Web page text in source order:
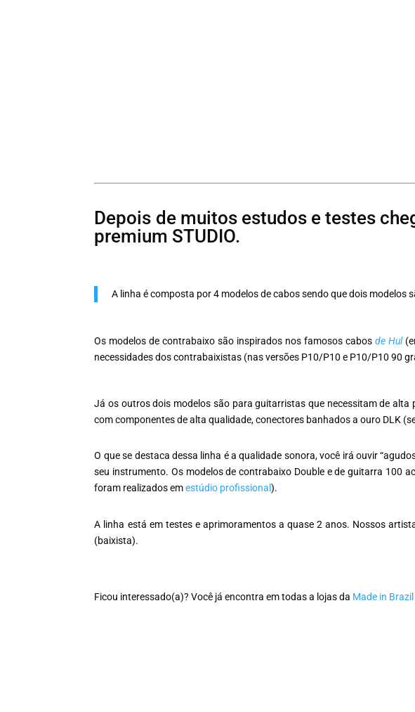
Depois de muitos estudos e testes
premium STUDIO.
A linha é composta por 4 modelos de cabos sendo que dois modelos
Os modelos de contrabaixo são inspirados nos famosos cabos de Hul
necessidades dos contrabaixistas (nas versões P10/P10 e P10/P10 90
Já os outros dois modelos são para guitarristas que necessitam de
com componentes de alta qualidade, conectores banhados a ouro DLK
O que se destaca dessa linha é a qualidade sonora, você irá ouvir
seu instrumento. Os modelos de contrabaixo Double e de guitarra 100
foram realizados emestúdio profissional).
A linha está em testes e aprimoramentos a quase 2 anos. Nossos
(baixista).
Ficou interessado(a)? Você já encontra em todas a lojas da Made in Brazil